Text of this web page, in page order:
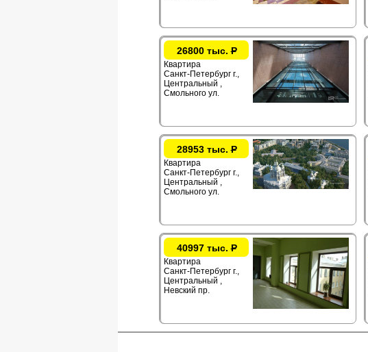
26800 тыс.Р
Квартира
Санкт-Петербург г.,
Центральный ,
Смольного ул.
28953 тыс.Р
Квартира
Санкт-Петербург г.,
Центральный ,
Смольного ул.
40997 тыс.Р
Квартира
Санкт-Петербург г.,
Центральный ,
Невский пр.